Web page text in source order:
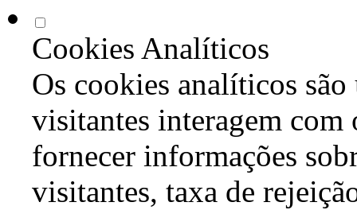
Cookies Analíticos
Os cookies analíticos são
visitantes interagem com
fornecer informações
visitantes, taxa de